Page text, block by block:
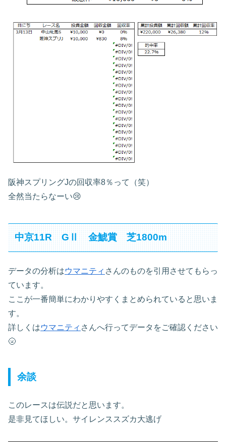
阪神スプリングJの回収率8％って（笑）
全然当たらなーい😢
中京11R GⅡ 金鯱賞 芝1800m
データの分析はウマニティ さんのものを引用させてもらっ
ています。
ここが一番簡単にわかりやすくまとめられていると思いま
す。
詳しくはウマニティ さんへ行ってデータをご確認ください
🌝
余談
このレースは伝説だと思います。
是非見てほしい。サイレンススズカ大逃げ